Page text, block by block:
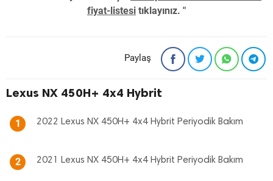
fiyat-listesi tıklayınız. "
Paylaş
Lexus NX 450H+ 4x4 Hybrit
1 2022 Lexus NX 450H+ 4x4 Hybrit Periyodik Bakım
2 2021 Lexus NX 450H+ 4x4 Hybrit Periyodik Bakım